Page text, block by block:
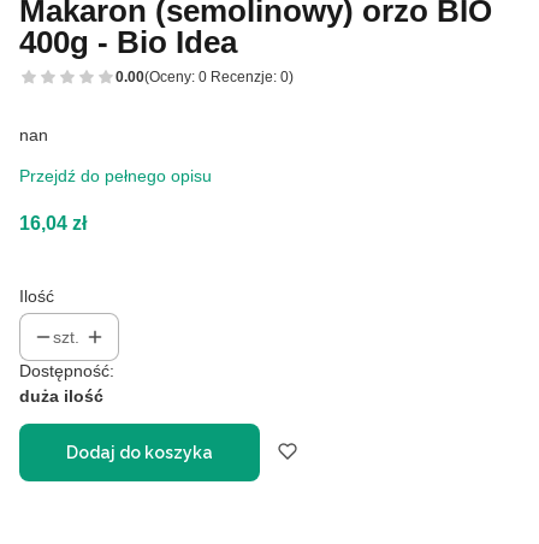
Makaron (semolinowy) orzo BIO
400g - Bio Idea
0.00(Oceny: 0 Recenzje: 0)
nan
Przejdź do pełnego opisu
Cena
16,04 zł
Ilość
szt.
Dostępność:
duża ilość
Dodaj do koszyka